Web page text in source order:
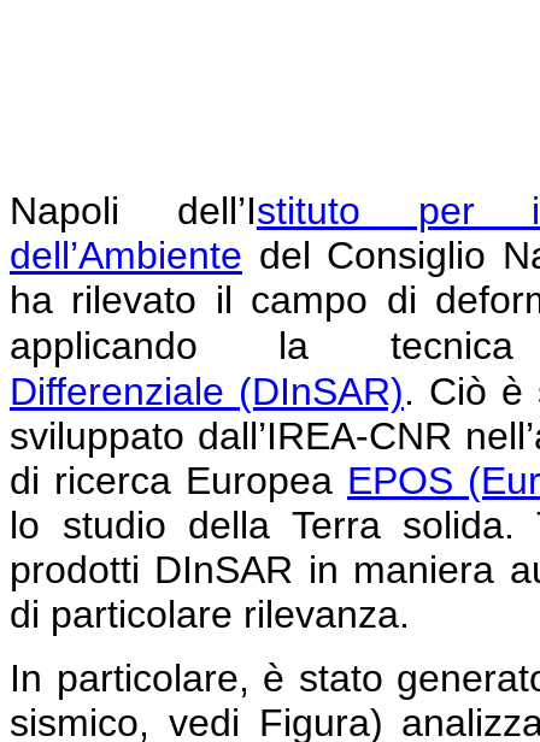
Napoli dell’Istituto per il
dell’Ambiente del Consiglio
ha rilevato il campo di
applicando la
Differenziale (DInSAR). Ciò è
sviluppato dall’IREA-CNR
di ricerca Europea EPOS
lo studio della Terra solida.
prodotti DInSAR in maniera
di particolare rilevanza.
In particolare, è stato
sismico, vedi Figura)